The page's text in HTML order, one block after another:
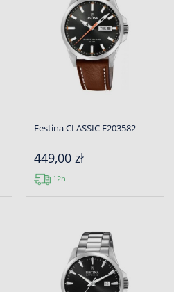
Festina CLASSIC F203582
449,00 zł
12h